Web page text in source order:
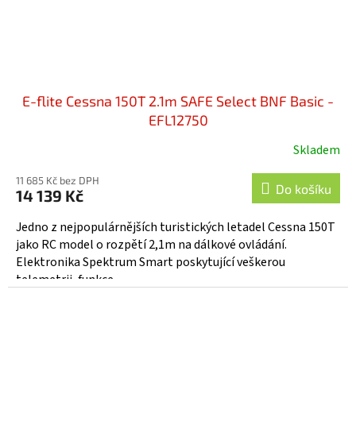
E-flite Cessna 150T 2.1m SAFE Select BNF Basic -
EFL12750
Skladem
11 685 Kč bez DPH
14 139 Kč Do košíku
Jedno z nejpopulárnějších turistických letadel Cessna 150T
jako RC model o rozpětí 2,1m na dálkové ovládání.
Elektronika Spektrum Smart poskytující veškerou
telemetrii, funkce...